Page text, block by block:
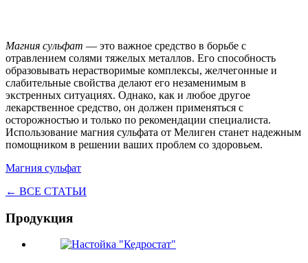
Магния сульфат — это важное средство в борьбе с
отравлением солями тяжелых металлов. Его способность
образовывать нерастворимые комплексы, желчегонные и
слабительные свойства делают его незаменимым в
экстренных ситуациях. Однако, как и любое другое
лекарственное средство, он должен применяться с
осторожностью и только по рекомендации специалиста.
Использование магния сульфата от Мелиген станет надежным
помощником в решении ваших проблем со здоровьем.
Магния сульфат
← ВСЕ СТАТЬИ
Продукция